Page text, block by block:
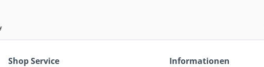
Shop Service Informationen